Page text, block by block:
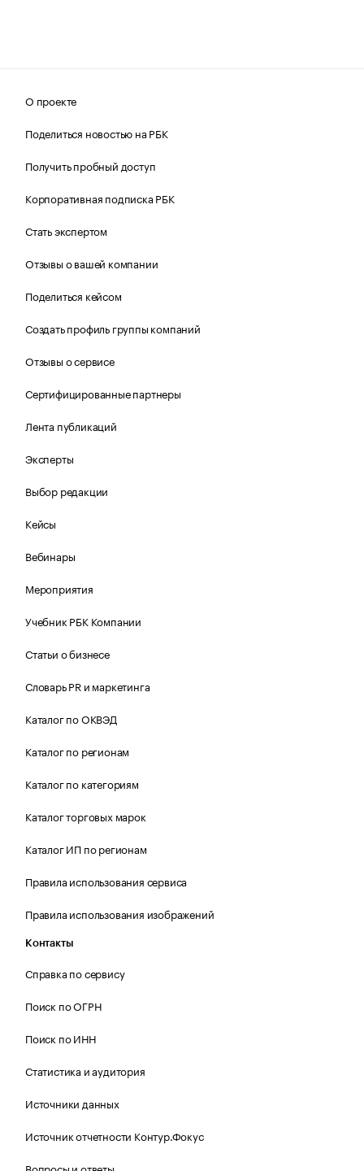
О проекте
Поделиться новостью на РБК
Получить пробный доступ
Корпоративная подписка РБК
Стать экспертом
Отзывы о вашей компании
Поделиться кейсом
Создать профиль группы компаний
Отзывы о сервисе
Сертифицированные партнеры
Лента публикаций
Эксперты
Выбор редакции
Кейсы
Вебинары
Мероприятия
Учебник РБК Компании
Статьи о бизнесе
Словарь PR и маркетинга
Каталог по ОКВЭД
Каталог по регионам
Каталог по категориям
Каталог торговых марок
Каталог ИП по регионам
Правила использования сервиса
Правила использования изображений
Контакты
Справка по сервису
Поиск по ОГРН
Поиск по ИНН
Статистика и аудитория
Источники данных
Источник отчетности Контур.Фокус